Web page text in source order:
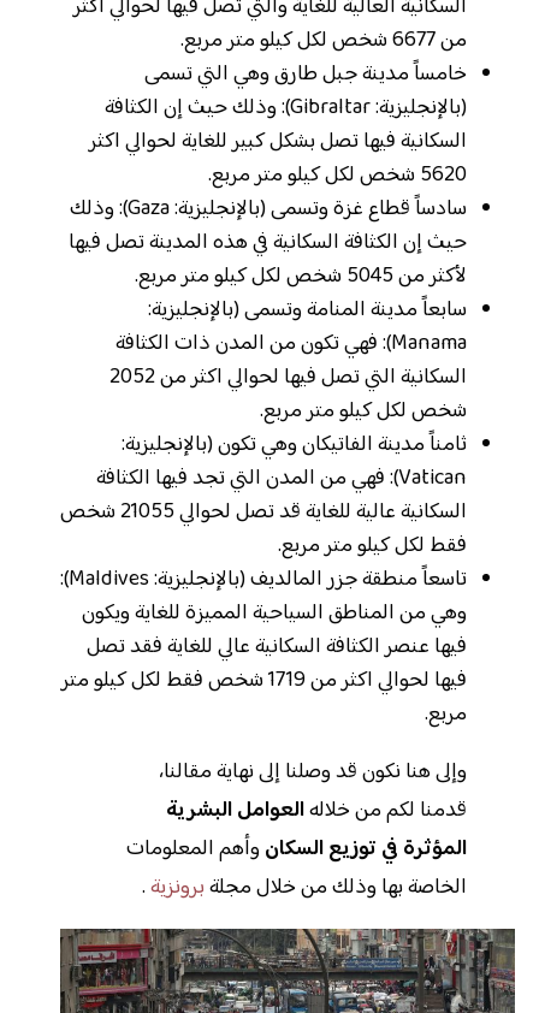
السكانية العالية للغاية والتي تصل فيها لحوالي أكثر
من 6677 شخص لكل كيلو متر مربع.
خامساً مدينة جبل طارق وهي التي تسمى
(بالإنجليزية: Gibraltar): وذلك حيث إن الكثافة
السكانية فيها تصل بشكل كبير للغاية لحوالي اكثر
5620 شخص لكل كيلو متر مربع.
سادساً قطاع غزة وتسمى (بالإنجليزية: Gaza): وذلك
حيث إن الكثافة السكانية في هذه المدينة تصل فيها
لأكثر من 5045 شخص لكل كيلو متر مربع.
سابعاً مدينة المنامة وتسمى (بالإنجليزية:
Manama): فهي تكون من المدن ذات الكثافة
السكانية التي تصل فيها لحوالي اكثر من 2052
شخص لكل كيلو متر مربع.
ثامناً مدينة الفاتيكان وهي تكون (بالإنجليزية:
Vatican): فهي من المدن التي تجد فيها الكثافة
السكانية عالية للغاية قد تصل لحوالي 21055 شخص
فقط لكل كيلو متر مربع.
تاسعاً منطقة جزر المالديف (بالإنجليزية: Maldives):
وهي من المناطق السياحية المميزة للغاية ويكون
فيها عنصر الكثافة السكانية عالي للغاية فقد تصل
فيها لحوالي اكثر من 1719 شخص فقط لكل كيلو متر
مربع.
وإلى هنا نكون قد وصلنا إلى نهاية مقالنا،
قدمنا لكم من خلالهالعوامل البشرية
المؤثرة في توزيع السكان وأهم المعلومات
الخاصة بها وذلك من خلال مجلةبرونزية.